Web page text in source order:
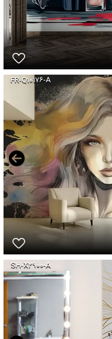
FR-Q۱۰۱۷۶-A
SH-X۲۹۰۰-A